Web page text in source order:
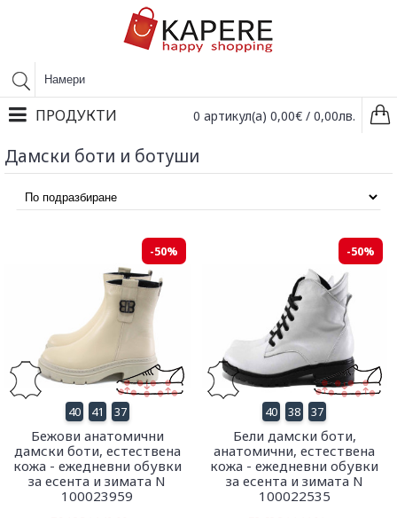
0 артикул(а) 0,00€ / 0,00лв.
ПРОДУКТИ
Дамски боти и ботуши
-50%
40 41 37
Бежови анатомични
дамски боти, естествена
кожа - ежедневни обувки
за есента и зимата N
100023959
-50%
40 38 37
Бели дамски боти,
анатомични, естествена
кожа - ежедневни обувки
за есента и зимата N
100022535